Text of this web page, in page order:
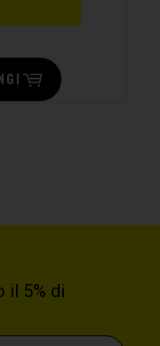
il 5% di